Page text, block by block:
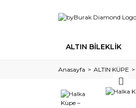
ALTIN BİLEKLİK
Anasayfa ALTIN KÜPE